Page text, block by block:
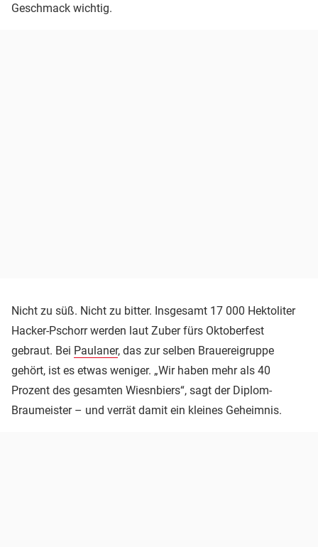
Geschmack wichtig.
Nicht zu süß. Nicht zu bitter. Insgesamt 17 000 Hektoliter
Hacker-Pschorr werden laut Zuber fürs Oktoberfest
gebraut. Bei Paulaner, das zur selben Brauereigruppe
gehört, ist es etwas weniger. „Wir haben mehr als 40
Prozent des gesamten Wiesnbiers“, sagt der Diplom-
Braumeister – und verrät damit ein kleines Geheimnis.